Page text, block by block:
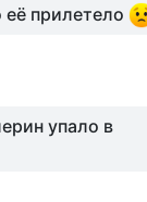
её прилетело
упало в